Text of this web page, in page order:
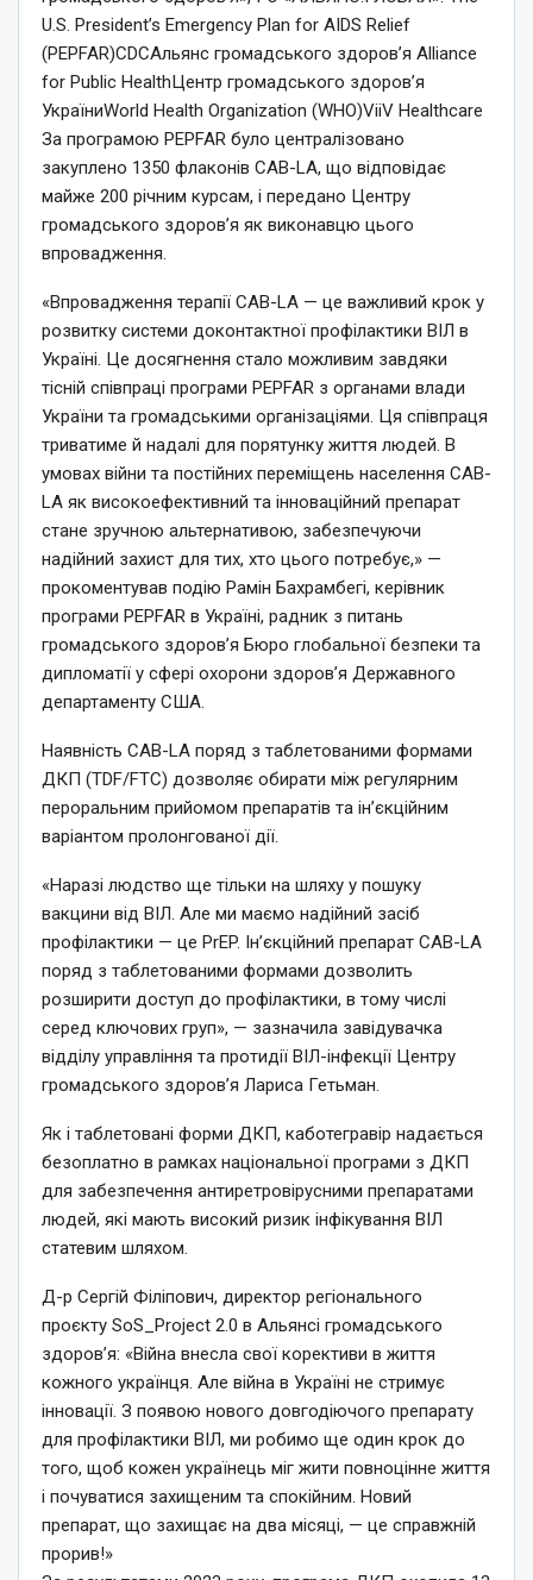
U.S. President’s Emergency Plan for AIDS Relief
(PEPFAR)CDCАльянс громадського здоров’я Alliance
for Public HealthЦентр громадського здоров’я
УкраїниWorld Health Organization (WHO)ViiV Healthcare
За програмою PEPFAR було централізовано
закуплено 1350 флаконів CAB-LA, що відповідає
майже 200 річним курсам, і передано Центру
громадського здоров’я як виконавцю цього
впровадження.
«Впровадження терапії CAB-LA — це важливий крок у
розвитку системи доконтактної профілактики ВІЛ в
Україні. Це досягнення стало можливим завдяки
тісній співпраці програми PEPFAR з органами влади
України та громадськими організаціями. Ця співпраця
триватиме й надалі для порятунку життя людей. В
умовах війни та постійних переміщень населення CAB-
LA як високоефективний та інноваційний препарат
стане зручною альтернативою, забезпечуючи
надійний захист для тих, хто цього потребує,» —
прокоментував подію Рамін Бахрамбегі, керівник
програми PEPFAR в Україні, радник з питань
громадського здоров’я Бюро глобальної безпеки та
дипломатії у сфері охорони здоров’я Державного
департаменту США.
Наявність CAB-LA поряд з таблетованими формами
ДКП (TDF/FTC) дозволяє обирати між регулярним
пероральним прийомом препаратів та ін’єкційним
варіантом пролонгованої дії.
«Наразі людство ще тільки на шляху у пошуку
вакцини від ВІЛ. Але ми маємо надійний засіб
профілактики — це PrEP. Інʼєкційний препарат CAB-LA
поряд з таблетованими формами дозволить
розширити доступ до профілактики, в тому числі
серед ключових груп», — зазначила завідувачка
відділу управління та протидії ВІЛ-інфекції Центру
громадського здоровʼя Лариса Гетьман.
Як і таблетовані форми ДКП, каботегравір надається
безоплатно в рамках національної програми з ДКП
для забезпечення антиретровірусними препаратами
людей, які мають високий ризик інфікування ВІЛ
статевим шляхом.
Д-р Сергій Філіпович, директор регіонального
проєкту SoS_Project 2.0 в Альянсі громадського
здоров’я: «Війна внесла свої корективи в життя
кожного українця. Але війна в Україні не стримує
інновації. З появою нового довгодіючого препарату
для профілактики ВІЛ, ми робимо ще один крок до
того, щоб кожен українець міг жити повноцінне життя
і почуватися захищеним та спокійним. Новий
препарат, що захищає на два місяці, — це справжній
прорив!»